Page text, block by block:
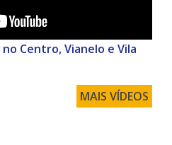
Centro, Vianelo e Vila
MAIS VÍDEOS